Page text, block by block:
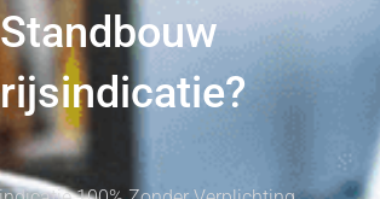
Standbouw